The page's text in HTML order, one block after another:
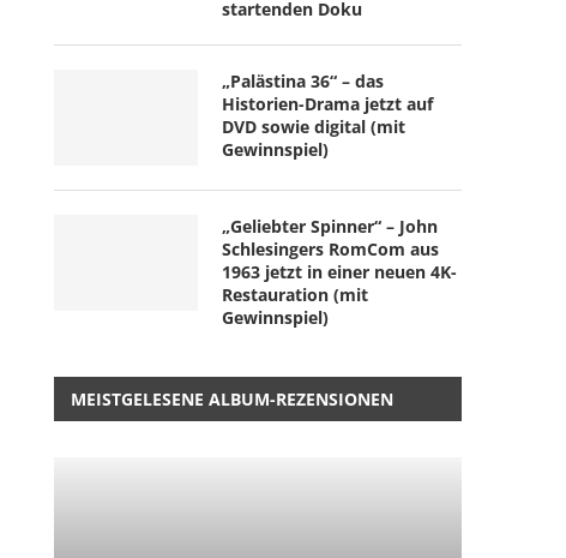
startenden Doku
„Palästina 36“ – das
Historien-Drama jetzt auf
DVD sowie digital (mit
Gewinnspiel)
„Geliebter Spinner“ – John
Schlesingers RomCom aus
1963 jetzt in einer neuen 4K-
Restauration (mit
Gewinnspiel)
MEISTGELESENE ALBUM-REZENSIONEN